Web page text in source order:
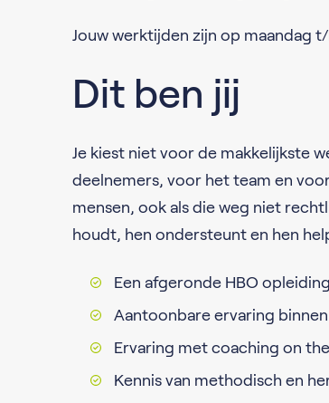
Jouw werktijden zijn op maandag
Dit ben jij
Je kiest niet voor de makkelijkste
deelnemers, voor het team en
mensen, ook als die weg niet
houdt, hen ondersteunt en hen
Een afgeronde HBO
Aantoonbare ervaring
Ervaring met coaching on
Kennis van methodisch en